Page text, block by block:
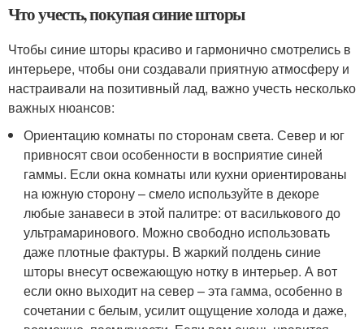
Что учесть, покупая синие шторы
Чтобы синие шторы красиво и гармонично смотрелись в
интерьере, чтобы они создавали приятную атмосферу и
настраивали на позитивный лад, важно учесть несколько
важных нюансов:
Ориентацию комнаты по сторонам света. Север и юг
привносят свои особенности в восприятие синей
гаммы. Если окна комнаты или кухни ориентированы
на южную сторону – смело используйте в декоре
любые занавеси в этой палитре: от василькового до
ультрамаринового. Можно свободно использовать
даже плотные фактуры. В жаркий полдень синие
шторы внесут освежающую нотку в интерьер. А вот
если окно выходит на север – эта гамма, особенно в
сочетании с белым, усилит ощущение холода и даже,